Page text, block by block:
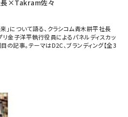
長×Takram佐々
」について語る、クラシコム青木耕平社長
子洋平執行役員によるパネルディスカッ
の記事。テーマはD2C、ブランディング【全3